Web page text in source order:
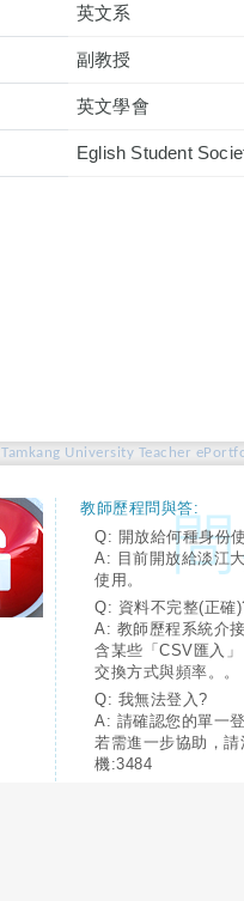
英文系
副教授
英文學會
Eglish Student
Tamkang University Teacher
教師歷程問與答:
Q: 開放給何種身份
A: 目前開放給淡江
使用。
Q: 資料不完整(正確
A: 教師歷程系統介
含某些「CSV匯入
交換方式與頻率。。
Q: 我無法登入?
A: 請確認您的單一
若需進一步協助，
機:3484